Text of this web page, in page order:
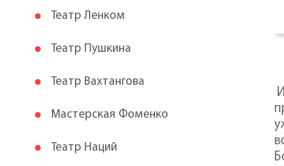
Театр Ленком
Театр Пушкина
Театр Вахтангова
Мастерская Фоменко
Театр Наций